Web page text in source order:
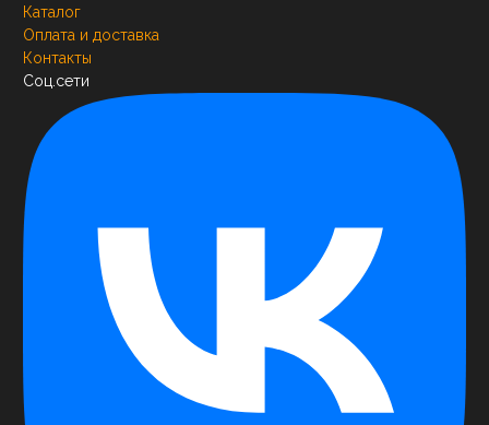
Каталог
Оплата и доставка
Контакты
Соц.сети